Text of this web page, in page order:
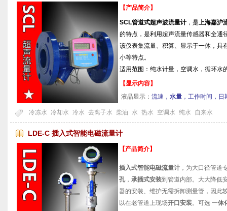
【产品简介】
SCL管道式超声波流量计 ，是上海嘉沪
的特点，是利用超声流量传感器和全通
该仪表集流量、积算、显示于一体，具
小等特点。
适用范围：纯水计量，空调水，循环水
【显示内容】
液晶显示： 流速， 水量 ，工作时间，日
冷冻水 冷却水 冷水 去离子水 柴油 水 热水 空调水 纯水 自来水
LDE-C 插入式智能电磁流量计
【产品简介】
插入式智能电磁流量计 ，为大口径管道
孔， 承插式安装到管道内部。大大降低
器的安装、维护无需拆卸测量管，因此
以在老管道上现场开口安装。可选 一体